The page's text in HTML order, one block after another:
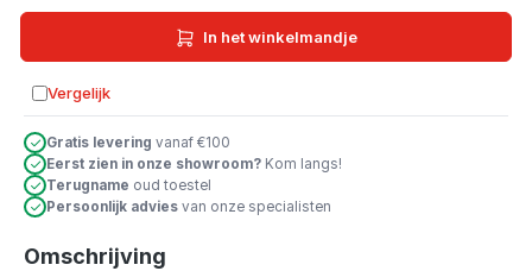
In het winkelmandje
Vergelijk
Toevoegen aan vergelijking
Gratis levering vanaf €100
Eerst zien in onze showroom? Kom langs!
Terugname oud toestel
Persoonlijk advies van onze specialisten
Omschrijving